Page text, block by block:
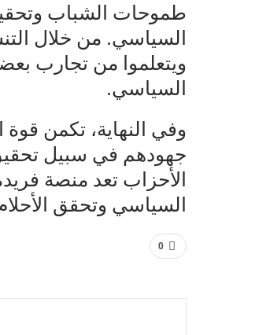
طموحات الشباب
السياسي. من خلال
ويتعلموا من تجارب
السياسي.
وفي النهاية، تكمن
جهودهم في سبيل
الأحزاب تعد منصة
السياسي وتحقق
0